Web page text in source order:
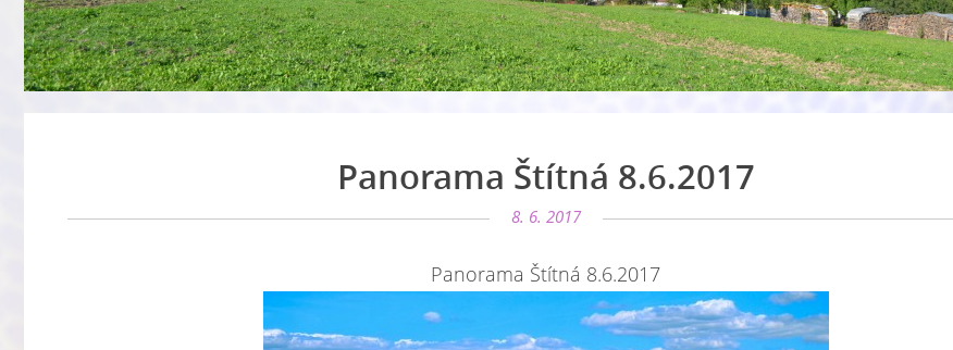
Panorama Štítná 8.6.2017
8. 6. 2017
Panorama Štítná 8.6.2017